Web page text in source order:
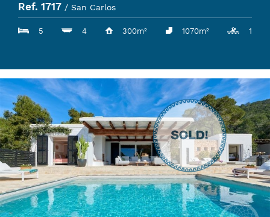
Ref. 1717 / San Carlos
5 4 300m² 1070m² 1